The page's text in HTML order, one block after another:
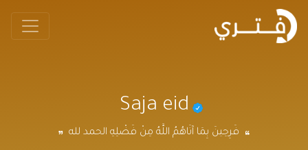
Saja eid
فَرِحِينَ بِمَا آتَاهُمُ اللَّهُ مِنْ فَضْلِهِ الحمد لله